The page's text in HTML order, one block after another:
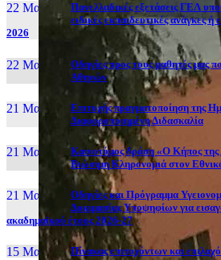
22 Μαι, 26
Πανελλαδικές εξετάσεις ΓΕΛ
ειδικές εκπαιδευτικές ανάγκες ή
2026
22 Μαι, 26
Οδηγίες προς τους μαθητές μας
Αθηνών
21 Μαι, 26
Επιτυχής πραγματοποίηση της
Διαφοροποιημένη Διδασκαλία
21 Μαι, 26
Καινοτόμος δράση «Ο Κήπος της
Βιώσιμη Κληρονομιά στον
21 Μαι, 26
Οδηγίες και Πρόγραμμα
Δοκιμασίας Υποψηφίων για
ακαδημαϊκού έτους 2026-27
15 Μαι, 26 Πίνακας επιτυχόντων και